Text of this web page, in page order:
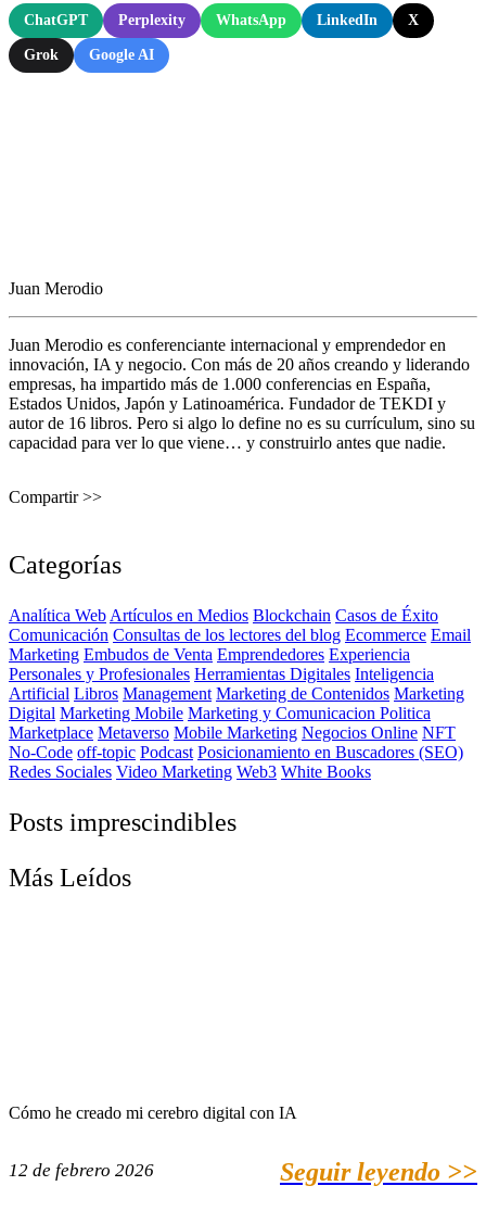
ChatGPT Perplexity WhatsApp LinkedIn X
Grok Google AI
Juan Merodio
Juan Merodio es conferenciante internacional y emprendedor en
innovación, IA y negocio. Con más de 20 años creando y liderando
empresas, ha impartido más de 1.000 conferencias en España,
Estados Unidos, Japón y Latinoamérica. Fundador de TEKDI y
autor de 16 libros. Pero si algo lo define no es su currículum, sino su
capacidad para ver lo que viene… y construirlo antes que nadie.
Compartir >>
Categorías
Analítica Web Artículos en Medios Blockchain Casos de Éxito
Comunicación Consultas de los lectores del blog Ecommerce Email
Marketing Embudos de Venta Emprendedores Experiencia
Personales y Profesionales Herramientas Digitales Inteligencia
Artificial Libros Management Marketing de Contenidos Marketing
Digital Marketing Mobile Marketing y Comunicacion Politica
Marketplace Metaverso Mobile Marketing Negocios Online NFT
No-Code off-topic Podcast Posicionamiento en Buscadores (SEO)
Redes Sociales Video Marketing Web3 White Books
Posts imprescindibles
Más Leídos
Cómo he creado mi cerebro digital con IA
12 de febrero 2026 Seguir leyendo >>